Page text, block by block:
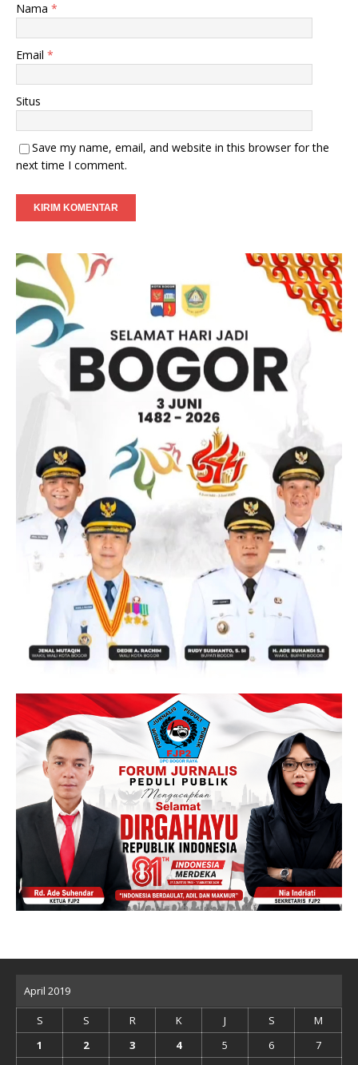
Nama *
Email *
Situs
Save my name, email, and website in this browser for the
next time I comment.
April 2019
S S R K J S
M
1
2 3 4 5 6
7